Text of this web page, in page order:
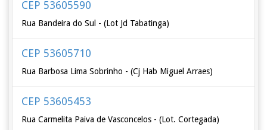
CEP 53605590
Rua Bandeira do Sul - (Lot Jd Tabatinga)
CEP 53605710
Rua Barbosa Lima Sobrinho - (Cj Hab Miguel Arraes)
CEP 53605453
Rua Carmelita Paiva de Vasconcelos - (Lot. Cortegada)